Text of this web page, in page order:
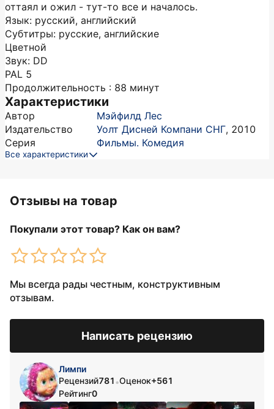
оттаял и ожил - тут-то все и началось.
Язык: русский, английский
Субтитры: русские, английские
Цветной
Звук: DD
PAL 5
Продолжительность : 88 минут
Характеристики
Автор
Мэйфилд Лес
Издательство
Уолт Дисней Компани СНГ, 2010
Серия
Фильмы. Комедия
Все характеристики
Отзывы на товар
Покупали этот товар? Как он вам?
Мы всегда рады честным, конструктивным
отзывам.
Написать рецензию
Лимпи
Рецензий781 •Оценок+561
Рейтинг0